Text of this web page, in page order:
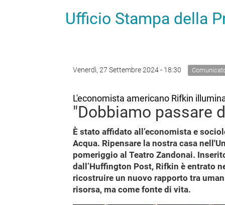
Ufficio Stampa della
Venerdì, 27 Settembre 2024 - 18:30
L'economista americano Rifkin
"Dobbiamo passare
È stato affidato all’economista e
Acqua. Ripensare la nostra casa
pomeriggio al Teatro Zandonai.
dall’Huffington Post, Rifkin è entrato
ricostruire un nuovo rapporto tra
risorsa, ma come fonte di vita.